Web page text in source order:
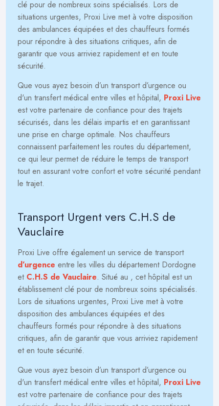
clé pour de nombreux soins spécialisés. Lors de
situations urgentes, Proxi Live met à votre disposition
des ambulances équipées et des chauffeurs formés
pour répondre à des situations critiques, afin de
garantir que vous arriviez rapidement et en toute
sécurité.
Que vous ayez besoin d’un transport d’urgence ou
d'un transfert médical entre villes et hôpital, Proxi Live
est votre partenaire de confiance pour des trajets
sécurisés, dans les délais impartis et en garantissant
une prise en charge optimale. Nos chauffeurs
connaissent parfaitement les routes du département,
ce qui leur permet de réduire le temps de transport
tout en assurant votre confort et votre sécurité pendant
le trajet.
Transport Urgent vers C.H.S de
Vauclaire
Proxi Live offre également un service de transport
d’urgence entre les villes du département Dordogne
et C.H.S de Vauclaire. Situé au , cet hôpital est un
établissement clé pour de nombreux soins spécialisés.
Lors de situations urgentes, Proxi Live met à votre
disposition des ambulances équipées et des
chauffeurs formés pour répondre à des situations
critiques, afin de garantir que vous arriviez rapidement
et en toute sécurité.
Que vous ayez besoin d’un transport d’urgence ou
d'un transfert médical entre villes et hôpital, Proxi Live
est votre partenaire de confiance pour des trajets